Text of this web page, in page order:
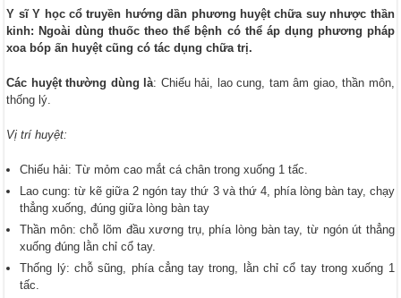
Y sĩ Y học cổ truyền hướng dần phương huyệt chữa suy nhược thần
kinh: Ngoài dùng thuốc theo thể bệnh có thể áp dụng phương pháp
xoa bóp ấn huyệt cũng có tác dụng chữa trị.
Các huyệt thường dùng là: Chiếu hải, lao cung, tam âm giao, thần môn,
thống lý.
Vị trí huyệt:
Chiếu hải: Từ mỏm cao mắt cá chân trong xuống 1 tấc.
Lao cung: từ kẽ giữa 2 ngón tay thứ 3 và thứ 4, phía lòng bàn tay, chạy
thẳng xuống, đúng giữa lòng bàn tay
Thần môn: chỗ lõm đầu xương trụ, phía lòng bàn tay, từ ngón út thẳng
xuống đúng lằn chỉ cổ tay.
Thống lý: chỗ sũng, phía cẳng tay trong, lằn chỉ cổ tay trong xuống 1
tấc.